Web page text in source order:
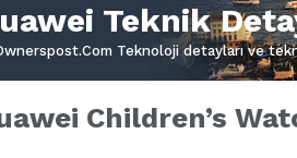
Teknik
Teknoloji detayları ve
Children’s